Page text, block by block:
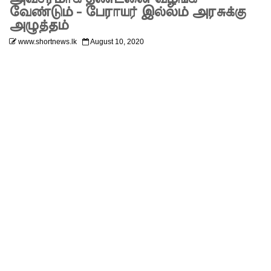
லும்
விசேட
வேண்டும் - பேராயர் இல்லம் அரசுக்கு
அழுத்தம்
www.shortnews.lk August 10, 2020